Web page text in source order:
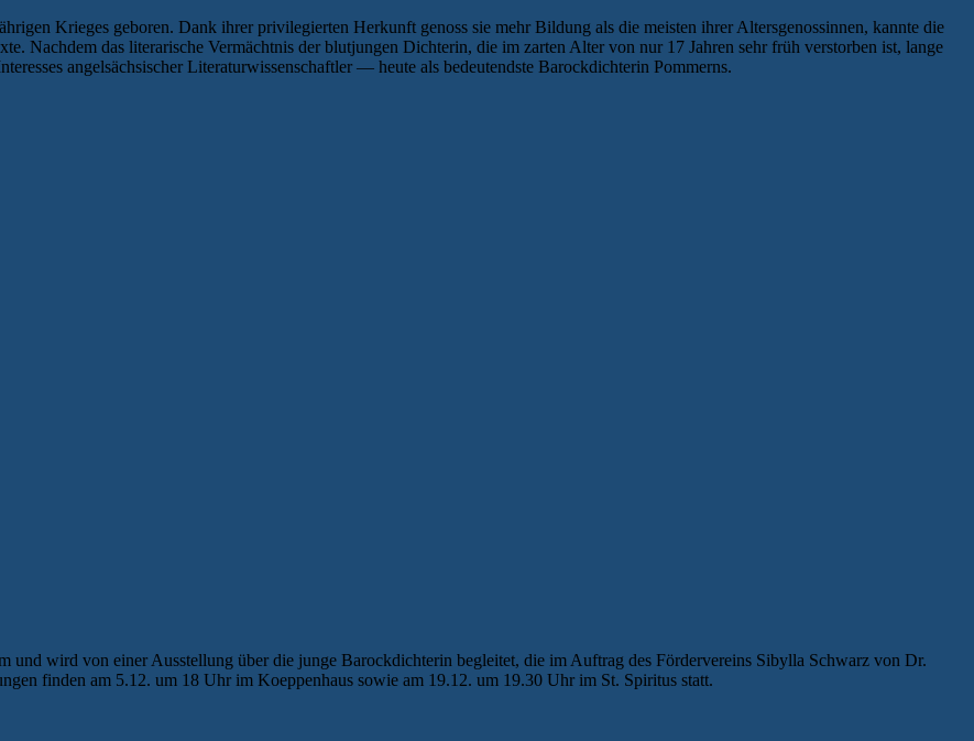
Krieges geboren. Dank ihrer privilegierten Herkunft genoss sie mehr Bildung als die meisten ihrer Altersgenossinnen, kannte die
Nachdem das literarische Vermächtnis der blutjungen Dichterin, die im zarten Alter von nur 17 Jahren sehr früh verstorben ist, lange
angelsächsischer Literaturwissenschaftler — heute als bedeutendste Barockdichterin Pommerns.
und wird von einer Ausstellung über die junge Barockdichterin begleitet, die im Auftrag des Fördervereins Sibylla Schwarz von Dr.
finden am 5.12. um 18 Uhr im Koeppenhaus sowie am 19.12. um 19.30 Uhr im St. Spiritus statt.